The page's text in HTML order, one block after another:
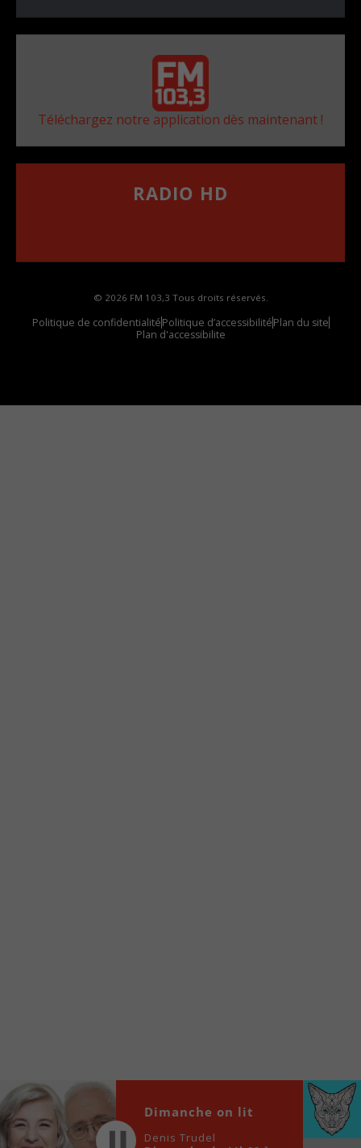
Téléchargez notre application dès maintenant !
RADIO HD
© 2026 FM 103,3 Tous droits réservés.
Politique de confidentialitéPolitique d’accessibilitéPlan du site
Plan d'accessibilite
locale vous sont maintenant accessibles en un clic!
Audio
Player
00:00 00:00
Dimanche on lit
Denis Trudel